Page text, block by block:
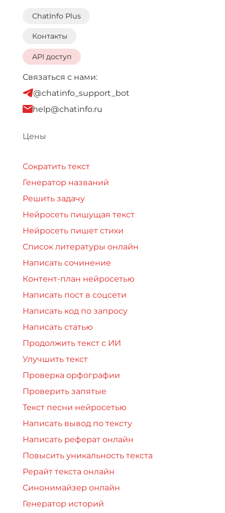
ChatInfo Plus
Контакты
API доступ
Связаться с нами:
@chatinfo_support_bot
help@chatinfo.ru
Цены
Сократить текст
Генератор названий
Решить задачу
Нейросеть пишущая текст
Нейросеть пишет стихи
Список литературы онлайн
Написать сочинение
Контент-план нейросетью
Написать пост в соцсети
Написать код по запросу
Написать статью
Продолжить текст с ИИ
Улучшить текст
Проверка орфографии
Проверить запятые
Текст песни нейросетью
Написать вывод по тексту
Написать реферат онлайн
Повысить уникальность текста
Рерайт текста онлайн
Синонимайзер онлайн
Генератор историй